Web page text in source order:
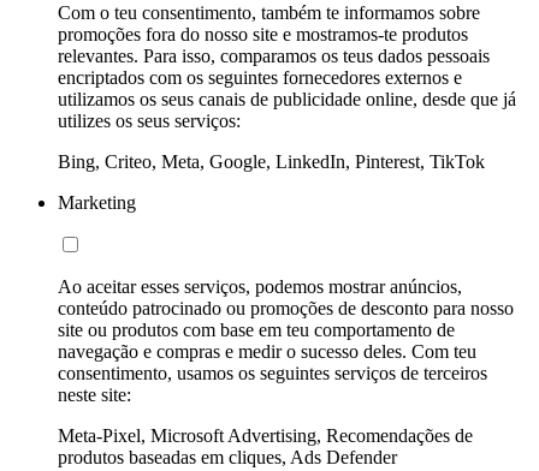
Com o teu consentimento, também te informamos sobre
promoções fora do nosso site e mostramos-te produtos
relevantes. Para isso, comparamos os teus dados pessoais
encriptados com os seguintes fornecedores externos e
utilizamos os seus canais de publicidade online, desde que já
utilizes os seus serviços:
Bing, Criteo, Meta, Google, LinkedIn, Pinterest, TikTok
Marketing
Ao aceitar esses serviços, podemos mostrar anúncios,
conteúdo patrocinado ou promoções de desconto para nosso
site ou produtos com base em teu comportamento de
navegação e compras e medir o sucesso deles. Com teu
consentimento, usamos os seguintes serviços de terceiros
neste site:
Meta-Pixel, Microsoft Advertising, Recomendações de
produtos baseadas em cliques, Ads Defender